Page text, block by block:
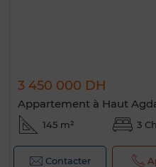
3 450 000 DH
Appartement à Haut
145 m² 3
Contacter